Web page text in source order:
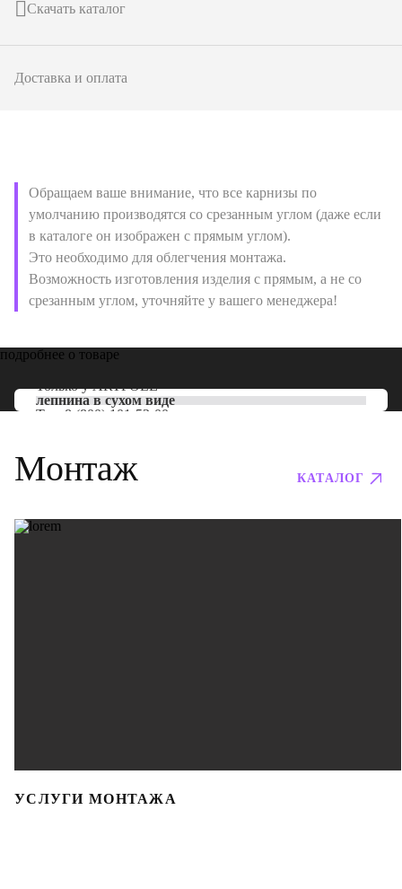
Скачать каталог
Доставка и оплата
Обращаем ваше внимание, что все карнизы по
умолчанию производятся со срезанным углом (даже если
в каталоге он изображен с прямым углом).
Это необходимо для облегчения монтажа.
Возможность изготовления изделия с прямым, а не со
срезанным углом, уточняйте у вашего менеджера!
подробнее о товаре
Только уARTPOLE
лепнина в сухом виде
Тел: 8 (800) 101-53-00
Монтаж КАТАЛОГ
УСЛУГИ МОНТАЖА